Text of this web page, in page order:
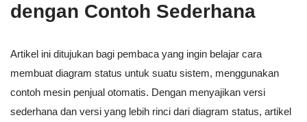
dengan Contoh Sederhana
Artikel ini ditujukan bagi pembaca yang ingin belajar cara
membuat diagram status untuk suatu sistem, menggunakan
contoh mesin penjual otomatis. Dengan menyajikan versi
sederhana dan versi yang lebih rinci dari diagram status, artikel